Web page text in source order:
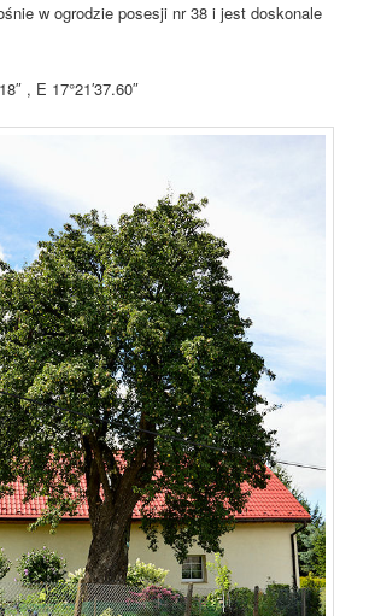
w ogrodzie posesji nr 38 i jest doskonale
, E 17°21′37.60″